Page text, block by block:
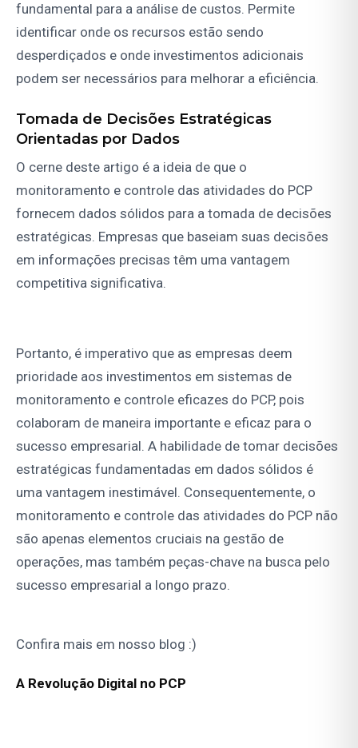
fundamental para a análise de custos. Permite
identificar onde os recursos estão sendo
desperdiçados e onde investimentos adicionais
podem ser necessários para melhorar a eficiência.
Tomada de Decisões Estratégicas
Orientadas por Dados
O cerne deste artigo é a ideia de que o
monitoramento e controle das atividades do PCP
fornecem dados sólidos para a tomada de decisões
estratégicas. Empresas que baseiam suas decisões
em informações precisas têm uma vantagem
competitiva significativa.
Portanto, é imperativo que as empresas deem
prioridade aos investimentos em sistemas de
monitoramento e controle eficazes do PCP, pois
colaboram de maneira importante e eficaz para o
sucesso empresarial. A habilidade de tomar decisões
estratégicas fundamentadas em dados sólidos é
uma vantagem inestimável. Consequentemente, o
monitoramento e controle das atividades do PCP não
são apenas elementos cruciais na gestão de
operações, mas também peças-chave na busca pelo
sucesso empresarial a longo prazo.
Confira mais em nosso blog :)
A Revolução Digital no PCP